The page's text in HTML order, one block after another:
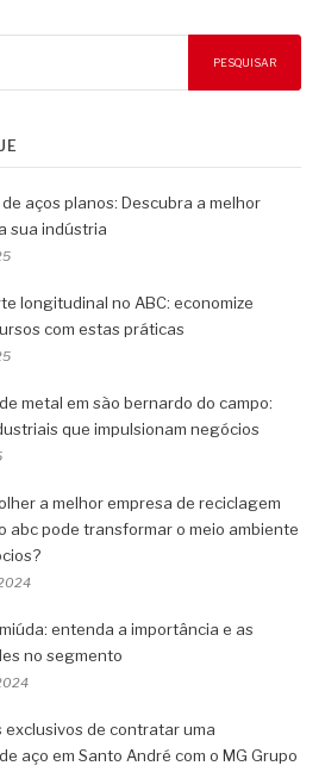
PESQUISAR
aços planos: Descubra a melhor
sua indústria
longitudinal no ABC: economize
com estas práticas
metal em são bernardo do campo:
que impulsionam negócios
a melhor empresa de reciclagem
abc pode transformar o meio ambiente
entenda a importância e as
no segmento
exclusivos de contratar uma
aço em Santo André com o MG Grupo